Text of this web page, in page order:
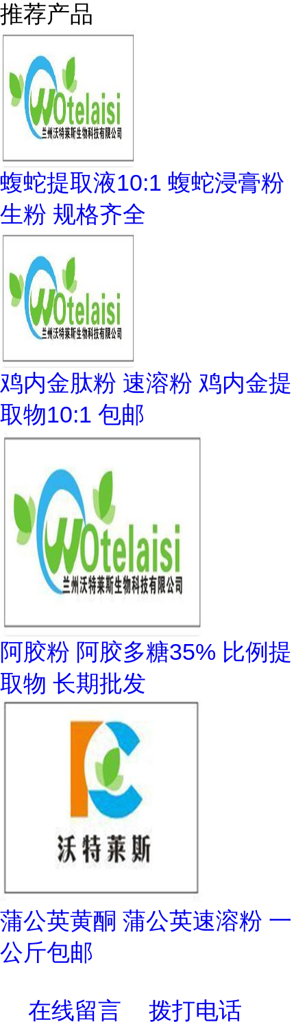
推荐产品
蝮蛇提取液10:1 蝮蛇浸膏粉
生粉 规格齐全
鸡内金肽粉 速溶粉 鸡内金提
取物10:1 包邮
阿胶粉 阿胶多糖35% 比例提
取物 长期批发
蒲公英黄酮 蒲公英速溶粉 一
公斤包邮
在线留言 拨打电话